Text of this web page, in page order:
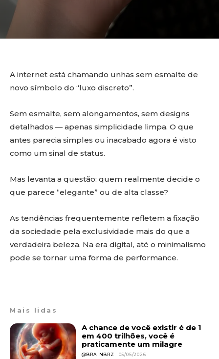
A internet está chamando unhas sem esmalte de
novo símbolo do “luxo discreto”.
Sem esmalte, sem alongamentos, sem designs
detalhados — apenas simplicidade limpa. O que
antes parecia simples ou inacabado agora é visto
como um sinal de status.
Mas levanta a questão: quem realmente decide o
que parece “elegante” ou de alta classe?
As tendências frequentemente refletem a fixação
da sociedade pela exclusividade mais do que a
verdadeira beleza. Na era digital, até o minimalismo
pode se tornar uma forma de performance.
Mais lidas
A chance de você existir é de 1
em 400 trilhões, você é
praticamente um milagre
@BRAINBRZ 05/05/2026